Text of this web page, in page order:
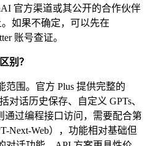
官方渠道或其公开的合作伙伴
。如果不确定，可以先在
账号查证。
别？
范围。官方 Plus 提供完整的
对话历史保存、自定义 GPTs、
通过编程接口访问，需要配合第
Next-Web），功能相对基础但